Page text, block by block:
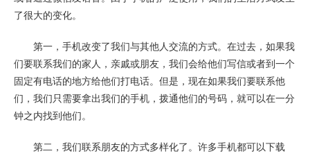
了很大的变化。
第一，手机改变了我们与其他人交流的方式。在过去，如果我
们要联系我们的家人，亲戚或朋友，我们会给他们写信或者到一个
固定有电话的地方给他们打电话。但是，现在如果我们要联系他
们，我们只需要拿出我们的手机，拨通他们的号码，就可以在一分
钟之内找到他们。
第二，我们联系朋友的方式多样化了。许多手机都可以下载